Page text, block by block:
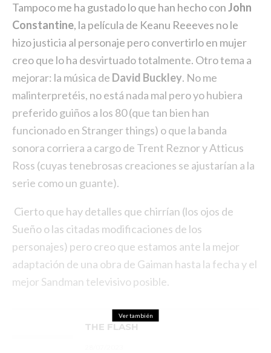
Tampoco me ha gustado lo que han hecho conJohn
Constantine, la película de Keanu Reeeves no le
hizo justicia al personaje pero convertirlo en mujer
creo que lo ha desvirtuado totalmente. Otro tema a
mejorar: la música de David Buckley. No me
malinterpretéis, no está nada mal pero yo hubiera
preferido guiños a los 80 (que tan bien han
funcionado en Stranger things) o que la banda
sonora corriera a cargo de Trent Reznor y Atticus
Ross (cuyas tenebrosas creaciones se ajustarían a la
serie como un guante).
Cierto que hay detalles que chirrían (los ojos de
Sueño o las citadas modificaciones de los
personajes) pero creo que estamos ante la mejor
adaptación de una obra de Gaiman hasta la fecha y el
mejor Sandman televisivo posible.
Ver también
THE FLASH